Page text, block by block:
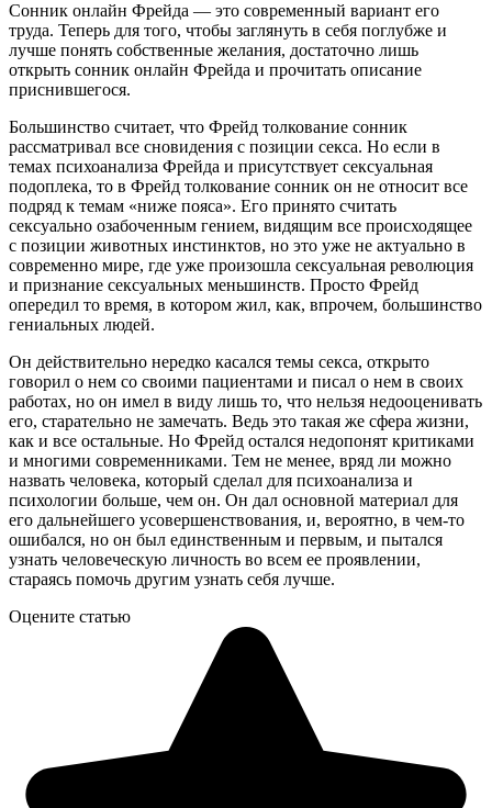
Сонник онлайн Фрейда — это современный вариант его
труда. Теперь для того, чтобы заглянуть в себя поглубже и
лучше понять собственные желания, достаточно лишь
открыть сонник онлайн Фрейда и прочитать описание
приснившегося.
Большинство считает, что Фрейд толкование сонник
рассматривал все сновидения с позиции секса. Но если в
темах психоанализа Фрейда и присутствует сексуальная
подоплека, то в Фрейд толкование сонник он не относит все
подряд к темам «ниже пояса». Его принято считать
сексуально озабоченным гением, видящим все происходящее
с позиции животных инстинктов, но это уже не актуально в
современно мире, где уже произошла сексуальная революция
и признание сексуальных меньшинств. Просто Фрейд
опередил то время, в котором жил, как, впрочем, большинство
гениальных людей.
Он действительно нередко касался темы секса, открыто
говорил о нем со своими пациентами и писал о нем в своих
работах, но он имел в виду лишь то, что нельзя недооценивать
его, старательно не замечать. Ведь это такая же сфера жизни,
как и все остальные. Но Фрейд остался недопонят критиками
и многими современниками. Тем не менее, вряд ли можно
назвать человека, который сделал для психоанализа и
психологии больше, чем он. Он дал основной материал для
его дальнейшего усовершенствования, и, вероятно, в чем-то
ошибался, но он был единственным и первым, и пытался
узнать человеческую личность во всем ее проявлении,
стараясь помочь другим узнать себя лучше.
Оцените статью